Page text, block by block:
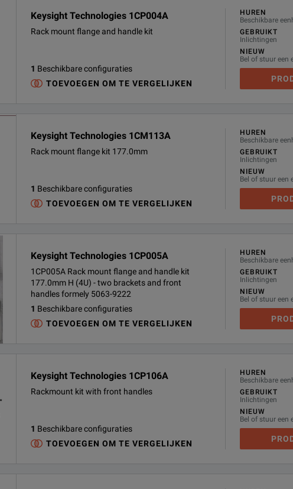
Keysight Technologies 1CP004A
Rack mount flange and handle kit
1 Beschikbare configuraties
TOEVOEGEN OM TE VERGELIJKEN
HUREN
Beschikbare
GEBRUIKT
Inlichtingen
NIEUW
Bel of stuur een
Keysight Technologies 1CM113A
Rack mount flange kit 177.0mm
1 Beschikbare configuraties
TOEVOEGEN OM TE VERGELIJKEN
HUREN
Beschikbare
GEBRUIKT
Inlichtingen
NIEUW
Bel of stuur een
Keysight Technologies 1CP005A
1CP005A Rack mount flange and handle kit
177.0mm H (4U) - two brackets and front
handles formely 5063-9222
1 Beschikbare configuraties
TOEVOEGEN OM TE VERGELIJKEN
HUREN
Beschikbare
GEBRUIKT
Inlichtingen
NIEUW
Bel of stuur een
Keysight Technologies 1CP106A
Rackmount kit with front handles
1 Beschikbare configuraties
TOEVOEGEN OM TE VERGELIJKEN
HUREN
Beschikbare
GEBRUIKT
Inlichtingen
NIEUW
Bel of stuur een